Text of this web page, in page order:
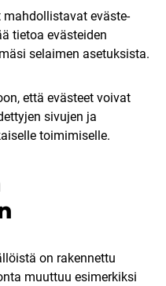
eväste-
tietoa evästeiden
selaimen asetuksista.
että evästeet voivat
sivujen ja
toimimiselle.
on rakennettu
muuttuu esimerkiksi